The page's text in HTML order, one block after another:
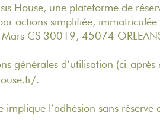
House, une plateforme de
actions simplifiée,
CS 30019, 45074
générales d’utilisation (ci-après
.
implique l’adhésion sans réserve